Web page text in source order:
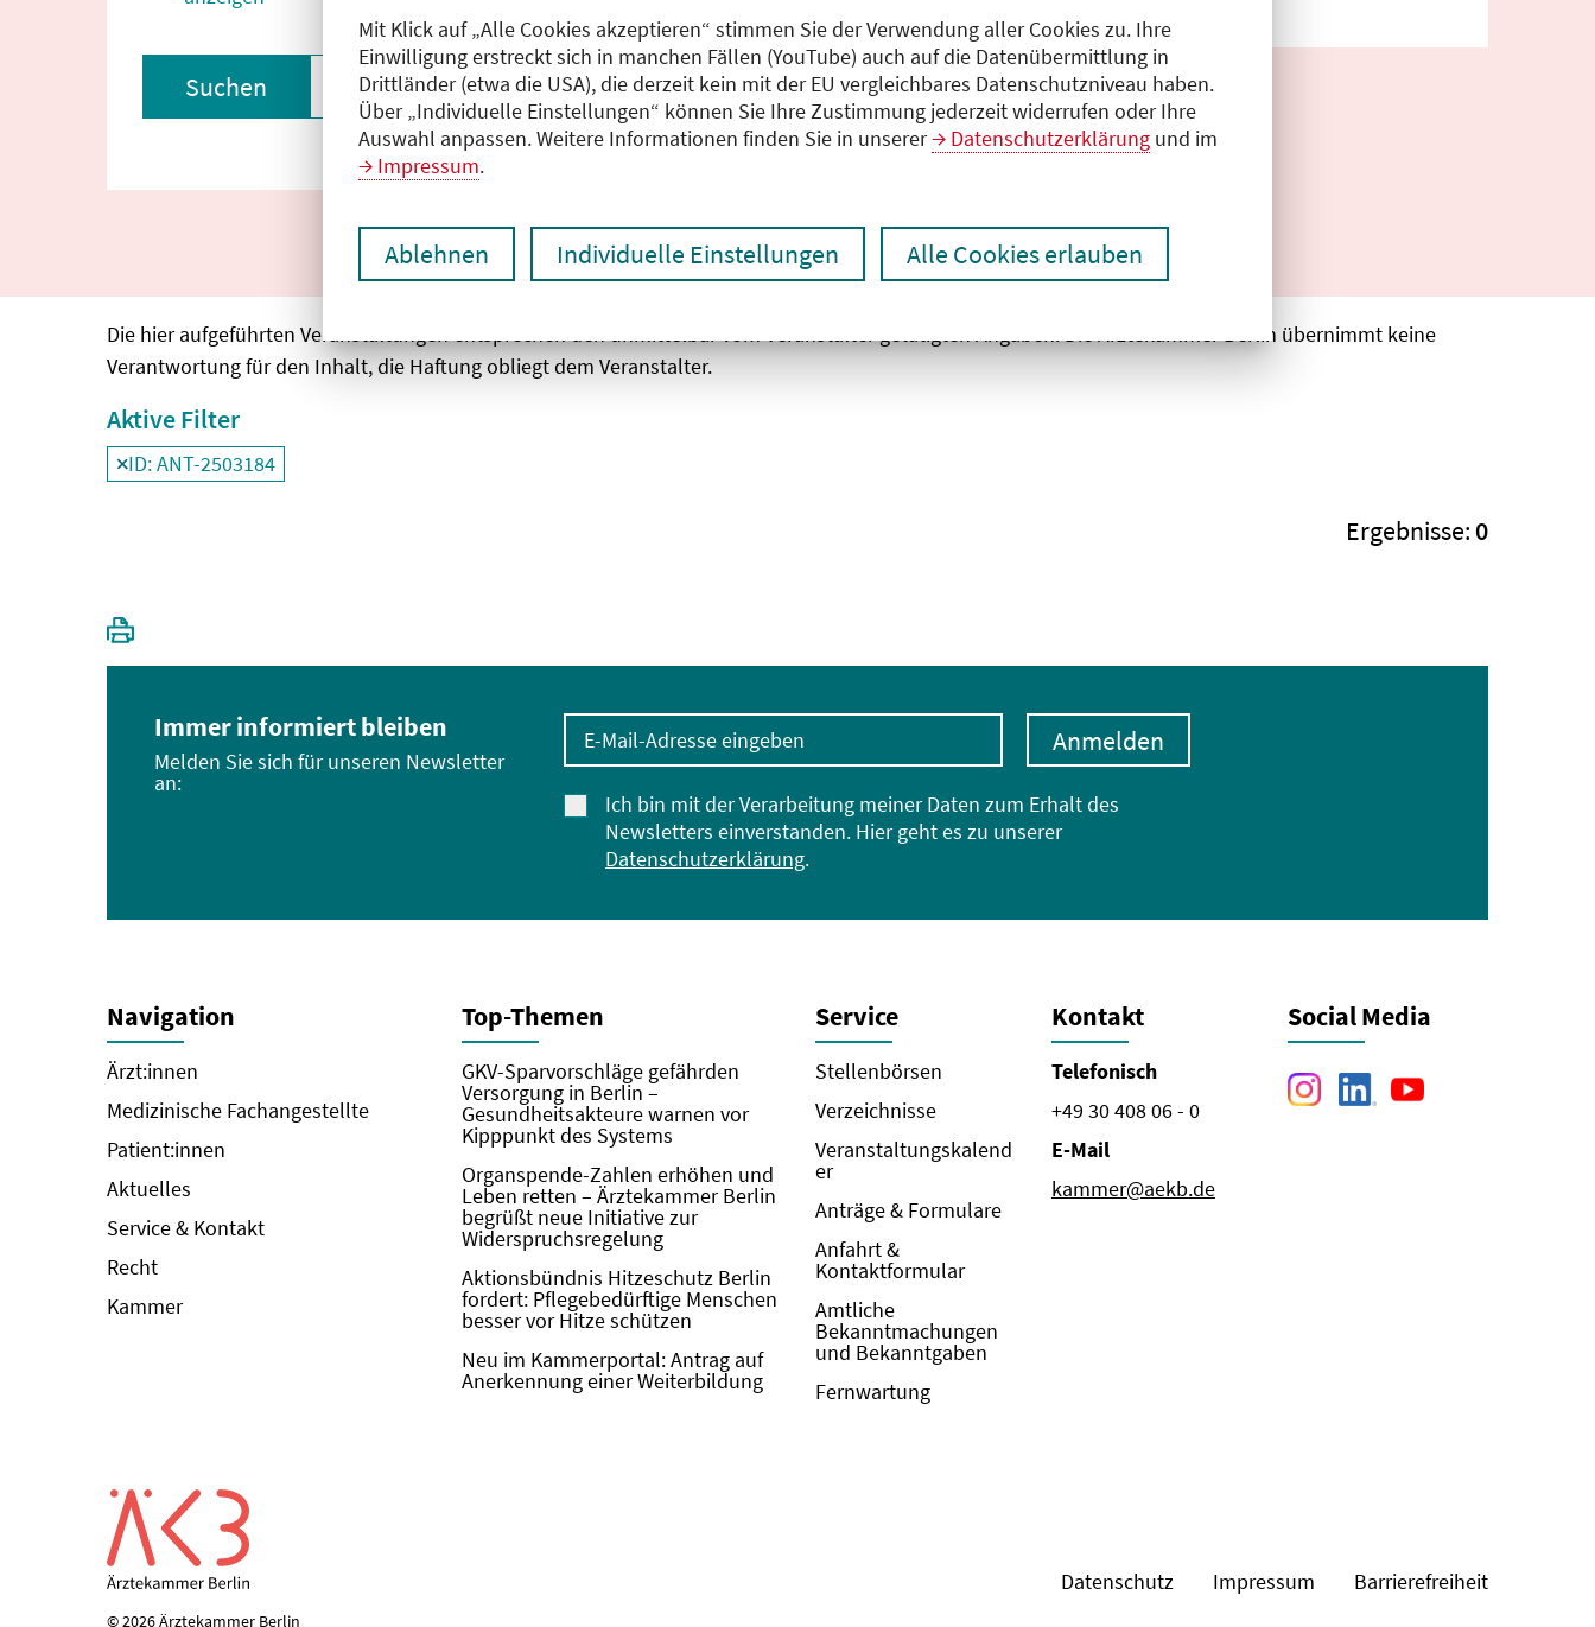
Mit Klick auf „Alle Cookies akzeptieren“ stimmen Sie der Verwendung aller Cookies zu. Ihre
Einwilligung erstreckt sich in manchen Fällen (YouTube) auch auf die Datenübermittlung in
Drittländer (etwa die USA), die derzeit kein mit der EU vergleichbares Datenschutzniveau haben.
Über „Individuelle Einstellungen“ können Sie Ihre Zustimmung jederzeit widerrufen oder Ihre
Auswahl anpassen. Weitere Informationen finden Sie in unserer
Datenschutzerklärung und im
Impressum.
Ablehnen Individuelle Einstellungen Alle Cookies erlauben
Suchen Filter zurücksetzen Ergebnisse drucken
Die hier aufgeführten Veranstaltungen entsprechen den unmittelbar vom Veranstalter getätigten Angaben. Die Ärztekammer Berlin übernimmt keine
Verantwortung für den Inhalt, die Haftung obliegt dem Veranstalter.
Aktive Filter
Filter
ID: ANT-2503184
deaktivieren und Suchergebnisse neu laden
Ergebnisse:0
Immer informiert bleiben
Melden Sie sich für unseren Newsletter
an:
E-Mail-Adresse eingeben
Ich bin mit der Verarbeitung meiner Daten zum Erhalt des
Newsletters einverstanden. Hier geht es zu unserer
Datenschutzerklärung.
Anmelden
Navigation
Ärzt:innen
Medizinische Fachangestellte
Patient:innen
Aktuelles
Service & Kontakt
Recht
Kammer
Top-Themen
GKV-Sparvorschläge gefährden
Versorgung in Berlin –
Gesundheitsakteure warnen vor
Kipppunkt des Systems
Organspende-Zahlen erhöhen und
Leben retten – Ärztekammer Berlin
begrüßt neue Initiative zur
Widerspruchsregelung
Aktionsbündnis Hitzeschutz Berlin
fordert: Pflegebedürftige Menschen
besser vor Hitze schützen
Neu im Kammerportal: Antrag auf
Anerkennung einer Weiterbildung
Service
Stellenbörsen
Verzeichnisse
Veranstaltungskalend
er
Anträge & Formulare
Anfahrt &
Kontaktformular
Amtliche
Bekanntmachungen
und Bekanntgaben
Fernwartung
Kontakt
Telefonisch
+49 30 408 06 - 0
E-Mail
kammer@aekb.de
Social Media
Datenschutz Impressum Barrierefreiheit
© 2026 Ärztekammer Berlin